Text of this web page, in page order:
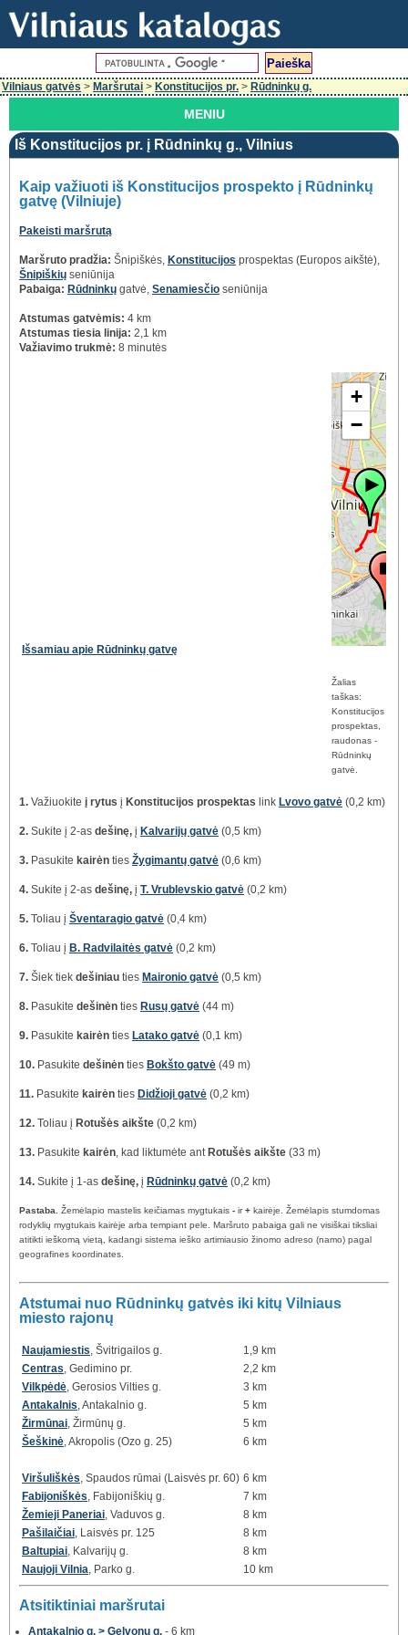
Vilniaus gatvės > Maršrutai > Konstitucijos pr. > Rūdninkų g.
MENIU
Iš Konstitucijos pr. į Rūdninkų g., Vilnius
Kaip važiuoti iš Konstitucijos prospekto į Rūdninkų
gatvę (Vilniuje)
Pakeisti maršrutą
Maršruto pradžia: Šnipiškės, Konstitucijos prospektas (Europos aikštė),
Šnipiškių seniūnija
Pabaiga: Rūdninkų gatvė, Senamiesčio seniūnija
Atstumas gatvėmis: 4 km
Atstumas tiesia linija: 2,1 km
Važiavimo trukmė: 8 minutės
Išsamiau apie Rūdninkų gatvę
+
−
Žalias
taškas:
Konstitucijos
prospektas,
raudonas -
Rūdninkų
gatvė.
1. Važiuokite į rytus į Konstitucijos prospektas link Lvovo gatvė (0,2 km)
2. Sukite į 2-as dešinę, į Kalvarijų gatvė (0,5 km)
3. Pasukite kairėn ties Žygimantų gatvė (0,6 km)
4. Sukite į 2-as dešinę, į T. Vrublevskio gatvė (0,2 km)
5. Toliau į Šventaragio gatvė (0,4 km)
6. Toliau į B. Radvilaitės gatvė (0,2 km)
7. Šiek tiek dešiniau ties Maironio gatvė (0,5 km)
8. Pasukite dešinėn ties Rusų gatvė (44 m)
9. Pasukite kairėn ties Latako gatvė (0,1 km)
10. Pasukite dešinėn ties Bokšto gatvė (49 m)
11. Pasukite kairėn ties Didžioji gatvė (0,2 km)
12. Toliau į Rotušės aikšte (0,2 km)
13. Pasukite kairėn, kad liktumėte ant Rotušės aikšte (33 m)
14. Sukite į 1-as dešinę, į Rūdninkų gatvė (0,2 km)
Pastaba. Žemėlapio mastelis keičiamas mygtukais - ir+ kairėje. Žemėlapis stumdomas
rodyklių mygtukais kairėje arba tempiant pele. Maršruto pabaiga gali ne visiškai tiksliai
atitikti ieškomą vietą, kadangi sistema ieško artimiausio žinomo adreso (namo) pagal
geografines koordinates.
Atstumai nuo Rūdninkų gatvės iki kitų Vilniaus
miesto rajonų
Naujamiestis , Švitrigailos g.
1,9 km
Centras , Gedimino pr.
2,2 km
Vilkpėdė , Gerosios Vilties g.
3 km
Antakalnis , Antakalnio g.
5 km
Žirmūnai , Žirmūnų g.
5 km
Šeškinė , Akropolis (Ozo g. 25) 6 km
Viršuliškės , Spaudos rūmai (Laisvės pr. 60) 6 km
Fabijoniškės , Fabijoniškių g.
7 km
Žemieji Paneriai , Vaduvos g.
8 km
Pašilaičiai , Laisvės pr. 125
8 km
Baltupiai , Kalvarijų g.
8 km
Naujoji Vilnia , Parko g. 10 km
Atsitiktiniai maršrutai
Antakalnio g. > Gelvonų g. - 6 km